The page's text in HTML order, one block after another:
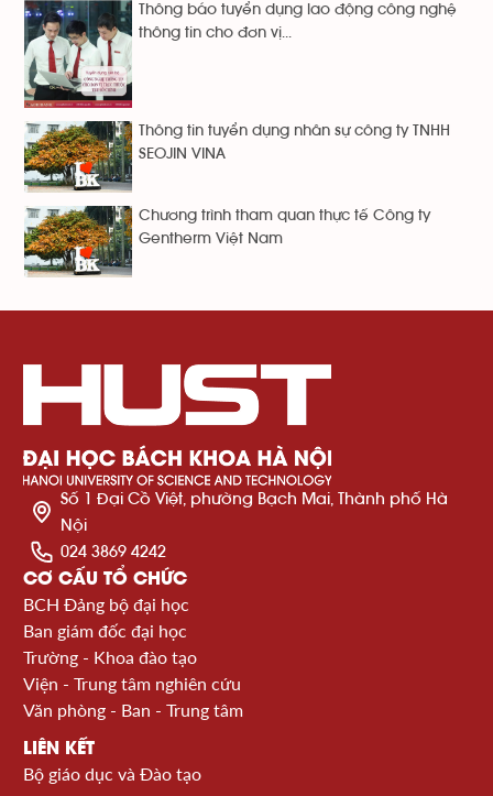
Thông báo tuyển dụng lao động công nghệ
thông tin cho đơn vị...
Thông tin tuyển dụng nhân sự công ty TNHH
SEOJIN VINA
Chương trình tham quan thực tế Công ty
Gentherm Việt Nam
Số 1 Đại Cồ Việt, phường Bạch Mai, Thành phố Hà
Nội
024 3869 4242
CƠ CẤU TỔ CHỨC
BCH Đảng bộ đại học
Ban giám đốc đại học
Trường - Khoa đào tạo
Viện - Trung tâm nghiên cứu
Văn phòng - Ban - Trung tâm
LIÊN KẾT
Bộ giáo dục và Đào tạo